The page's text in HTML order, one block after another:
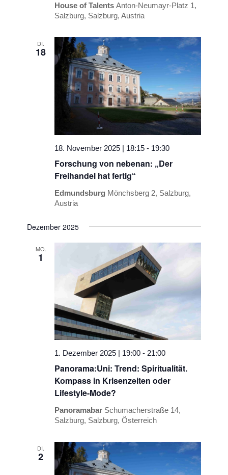
House of TalentsAnton-Neumayr-Platz 1,
Salzburg, Salzburg, Austria
DI.
18
Forschung von nebenan: „Der
Freihandel hat fertig“
18. November 2025 | 18:15 - 19:30
Edmundsburg Mönchsberg 2, Salzburg,
Austria
Dezember 2025
MO.
1
Panorama:Uni: Trend: Spiritualität.
Kompass in Krisenzeiten oder
Lifestyle-Mode?
1. Dezember 2025 | 19:00 - 21:00
Panoramabar Schumacherstraße 14,
Salzburg, Salzburg, Österreich
DI.
2